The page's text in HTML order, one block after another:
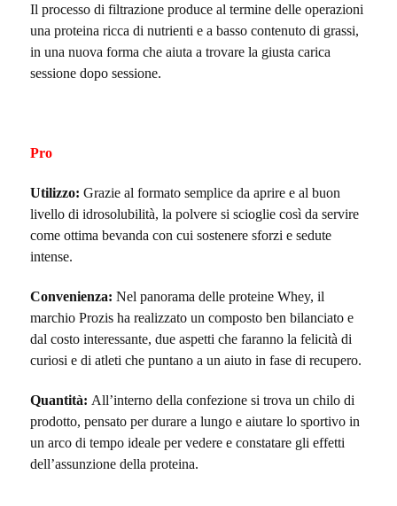
Il processo di filtrazione produce al termine delle operazioni
una proteina ricca di nutrienti e a basso contenuto di grassi,
in una nuova forma che aiuta a trovare la giusta carica
sessione dopo sessione.
Pro
Utilizzo: Grazie al formato semplice da aprire e al buon
livello di idrosolubilità, la polvere si scioglie così da servire
come ottima bevanda con cui sostenere sforzi e sedute
intense.
Convenienza: Nel panorama delle proteine Whey, il
marchio Prozis ha realizzato un composto ben bilanciato e
dal costo interessante, due aspetti che faranno la felicità di
curiosi e di atleti che puntano a un aiuto in fase di recupero.
Quantità: All’interno della confezione si trova un chilo di
prodotto, pensato per durare a lungo e aiutare lo sportivo in
un arco di tempo ideale per vedere e constatare gli effetti
dell’assunzione della proteina.